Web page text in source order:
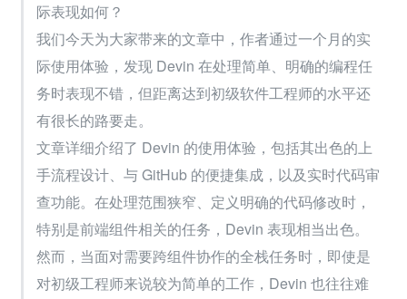
际表现如何？
我们今天为大家带来的文章中，作者通过一个月的实
际使用体验，发现 Devin 在处理简单、明确的编程任
务时表现不错，但距离达到初级软件工程师的水平还
有很长的路要走。
文章详细介绍了 Devin 的使用体验，包括其出色的上
手流程设计、与 GitHub 的便捷集成，以及实时代码审
查功能。在处理范围狭窄、定义明确的代码修改时，
特别是前端组件相关的任务，Devin 表现相当出色。
然而，当面对需要跨组件协作的全栈任务时，即使是
对初级工程师来说较为简单的工作，Devin 也往往难